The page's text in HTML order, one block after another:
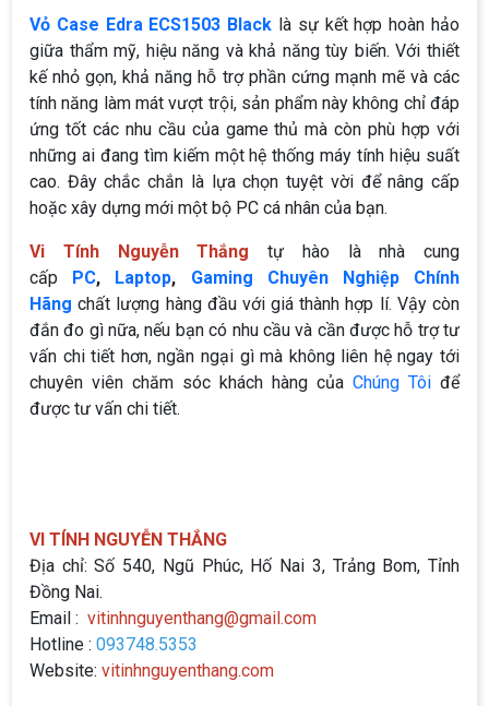
Vỏ Case Edra ECS1503 Black là sự kết hợp hoàn hảo
giữa thẩm mỹ, hiệu năng và khả năng tùy biến. Với thiết
kế nhỏ gọn, khả năng hỗ trợ phần cứng mạnh mẽ và các
tính năng làm mát vượt trội, sản phẩm này không chỉ đáp
ứng tốt các nhu cầu của game thủ mà còn phù hợp với
những ai đang tìm kiếm một hệ thống máy tính hiệu suất
cao. Đây chắc chắn là lựa chọn tuyệt vời để nâng cấp
hoặc xây dựng mới một bộ PC cá nhân của bạn.
Vi Tính Nguyễn Thắng tự hào là nhà cung
cấp PC, Laptop, Gaming Chuyên Nghiệp Chính
Hãng chất lượng hàng đầu với giá thành hợp lí. Vậy còn
đắn đo gì nữa, nếu bạn có nhu cầu và cần được hỗ trợ tư
vấn chi tiết hơn, ngần ngại gì mà không liên hệ ngay tới
chuyên viên chăm sóc khách hàng của Chúng Tôi để
được tư vấn chi tiết.
VI TÍNH NGUYỄN THẮNG
Địa chỉ: Số 540, Ngũ Phúc, Hố Nai 3, Trảng Bom, Tỉnh
Đồng Nai.
Email : vitinhnguyenthang@gmail.com
Hotline : 093748.5353
Website: vitinhnguyenthang.com